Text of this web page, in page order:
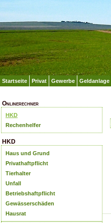
Startseite Privat Gewerbe Geldanlage
Onlinerechner
HKD
Rechenhelfer
HKD
Haus und Grund
Privathaftpflicht
Tierhalter
Unfall
Betriebshaftpflicht
Gewässerschäden
Hausrat